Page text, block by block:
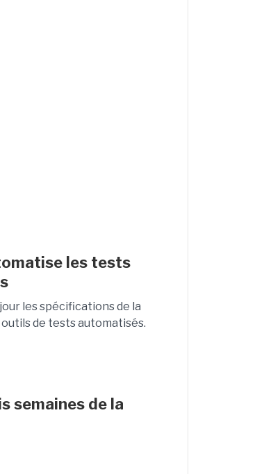
les tests
les spécifications de la
de tests automatisés.
semaines de la